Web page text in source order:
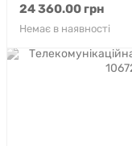
24 360.00 грн
Немає в наявності